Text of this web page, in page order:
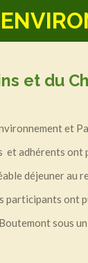
et du
et
et adhérents ont
déjeuner au
participants ont
sous